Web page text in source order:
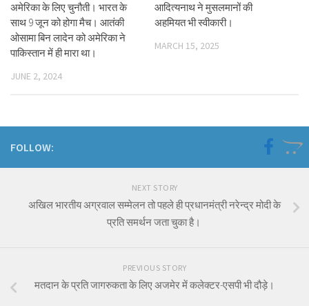
अमेरिका के लिए चुनौती। भारत के
साथ 9 जून को होगा मैच। आतंकी
ओसामा बिन लादेन को अमेरिका ने
पाकिस्तान में ही मारा था।
JUNE 2, 2024
आदित्यनाथ ने मुसलमानों की
अहमियत भी स्वीकारी।
MARCH 15, 2025
FOLLOW:
NEXT STORY
अखिल भारतीय अग्रवाल सम्मेलन तो पहले ही प्रधानमंत्री नरेन्द्र मोदी के
प्रति समर्थन जता चुका है।
PREVIOUS STORY
मतदान के प्रति जागरुकता के लिए अजमेर में कलेक्टर-एसपी भी दौड़े।